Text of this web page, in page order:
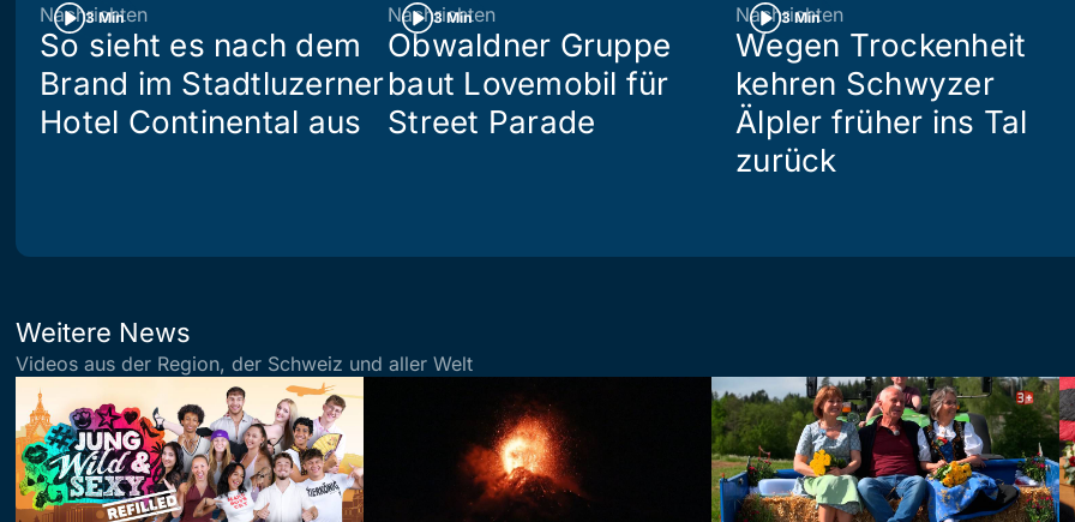
3 Min
Nachrichten
So sieht es nach dem
Brand im Stadtluzerner
Hotel Continental aus
3 Min
Nachrichten
Obwaldner Gruppe
baut Lovemobil für
Street Parade
3 Min
Nachrichten
Wegen Trockenheit
kehren Schwyzer
Älpler früher ins Tal
zurück
Weitere News
Videos aus der Region, der Schweiz und aller Welt